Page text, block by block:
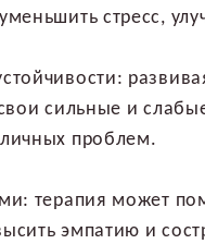
стресс,
сильные и
проблем.
терапия может
эмпатию и